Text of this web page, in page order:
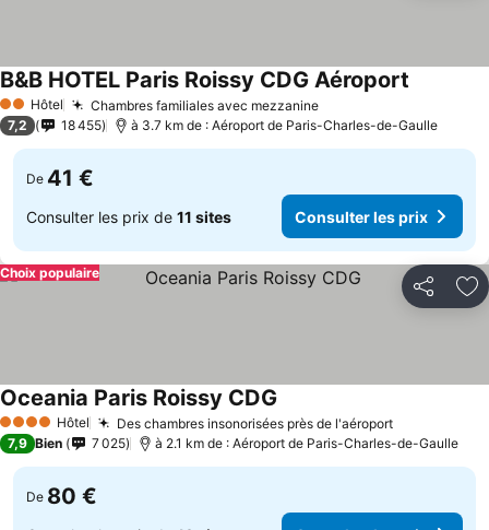
2 Étoiles
Hôtel Chambres familiales avec mezzanine
B&B HOTEL Paris Roissy CDG Aéroport
7,2 18 455 à 3.7 km de : Aéroport de Paris-Charles-de-Gaulle
De 41 €
Consulter les prix de 11 sites Consulter les prix
Partager
Choix populaire
4 Étoiles Hôtel Des chambres insonorisées près de l'aéroport
Oceania Paris Roissy CDG
7,9 Bien 7 025 à 2.1 km de : Aéroport de Paris-Charles-de-Gaulle
De 80 €